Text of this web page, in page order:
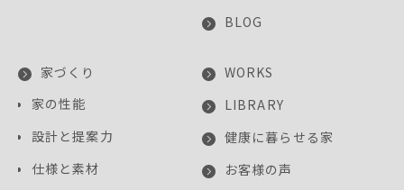
BLOG
家づくり
家の性能
設計と提案力
仕様と素材
WORKS
LIBRARY
健康に暮らせる家
お客様の声